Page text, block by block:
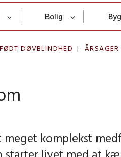
Bolig
DØVBLINDHED
ÅRSAGER
meget komplekst